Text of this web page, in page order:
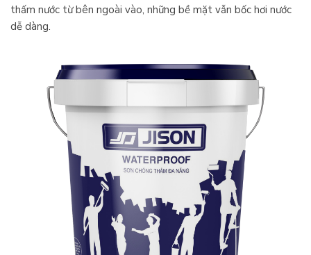
thấm nước từ bên ngoài vào, những bề mặt vẫn bốc hơi nước
dễ dàng.